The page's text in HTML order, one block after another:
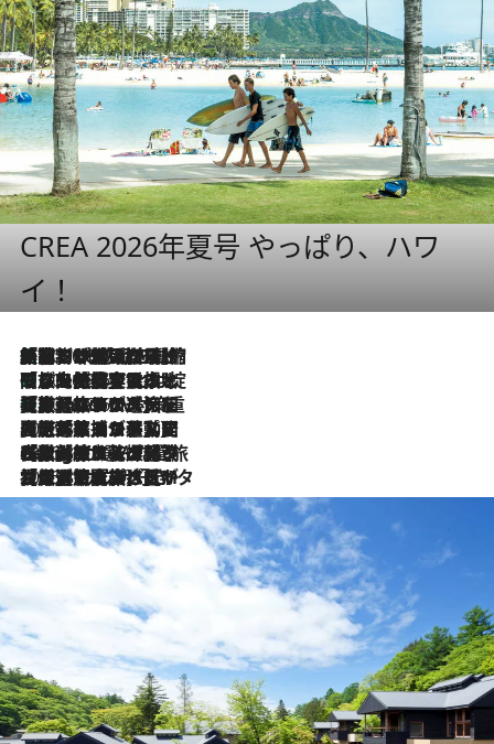
CREA 2026年夏号 やっぱり、ハワ
イ！
2026.8.6
「荷物が増えるほど旅ストレスは増す」美容ジャーナリストがたどり着いた最終結論。“化粧品を劇的に減らす”感動の凝縮美容とは
2026.8.6
「旅先には金髪ウィッグを持参」日本と同じメイクでは損してる!? 美容ジャーナリストが提案する“掟破りの旅美容”とは
2026.8.6
【厳選旅コスメ】「身軽さ＆UV対策重視！」ヘアアーティストshucoが選んだ夏旅ベストコスメを発表【Mサイズジップ】
2026.8.5
【厳選旅コスメ】国内をあちこち移動する河井菜摘が選んだ夏旅ベストコスメ発表！「リラックスアイテムはマスト」【Mサイズジップ】
2026.8.4
【厳選旅コスメ】「紫外線＆乾燥対策しながらメイク感も！」ヘア＆メイクGeorgeが選んだ夏旅ベストコスメを発表！【Mサイズジップ】
2026.8.3
【厳選旅コスメ】「保湿もタイパ重視！」“サウナ好き”タレント清水みさとが愛用する夏旅ベストコスメを発表！【Mサイズジップ】